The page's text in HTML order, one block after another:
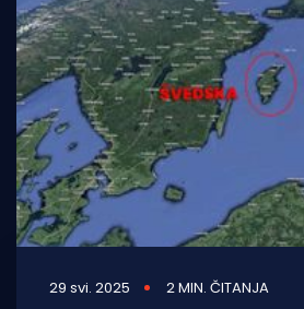
29 svi. 2025 2 MIN. ČITANJA